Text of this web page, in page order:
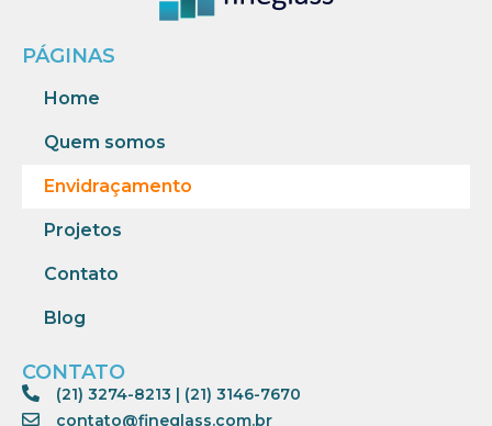
PÁGINAS
Home
Quem somos
Envidraçamento
Projetos
Contato
Blog
CONTATO
(21) 3274-8213 | (21) 3146-7670
contato@fineglass.com.br